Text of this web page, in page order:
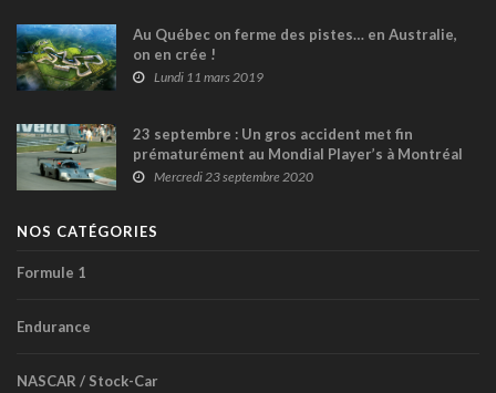
Au Québec on ferme des pistes… en Australie,
on en crée !
Lundi 11 mars 2019
23 septembre : Un gros accident met fin
prématurément au Mondial Player’s à Montréal
en 1990 (+ vidéo)
Mercredi 23 septembre 2020
NOS CATÉGORIES
Formule 1
Endurance
NASCAR / Stock-Car